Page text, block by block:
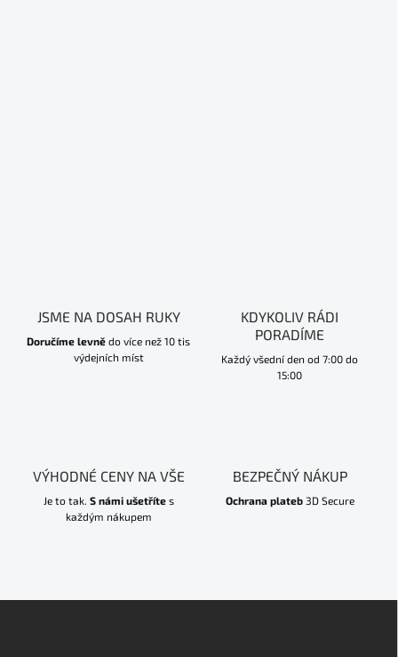
JSME NA DOSAH RUKY
Doručíme levně do více než 10 tis
výdejních míst
KDYKOLIV RÁDI
PORADÍME
Každý všední den od 7:00 do
15:00
VÝHODNÉ CENY NA VŠE
Je to tak. S námi ušetřítes
každým nákupem
BEZPEČNÝ NÁKUP
Ochrana plateb3D Secure